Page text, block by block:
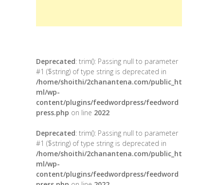
Deprecated: trim(): Passing null to parameter
#1 ($string) of type string is deprecated in
/home/shoithi/2chanantena.com/public_ht
ml/wp-
content/plugins/feedwordpress/feedword
press.php on line 2022
Deprecated: trim(): Passing null to parameter
#1 ($string) of type string is deprecated in
/home/shoithi/2chanantena.com/public_ht
ml/wp-
content/plugins/feedwordpress/feedword